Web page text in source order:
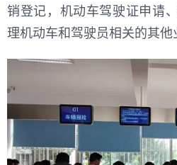
销登记，机动车驾驶证申请
理机动车和驾驶员相关的其他